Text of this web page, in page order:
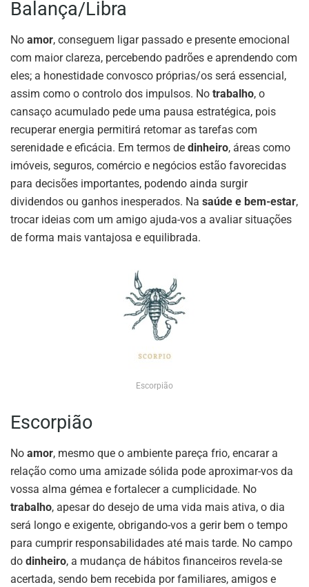
Balança/Libra
No amor, conseguem ligar passado e presente emocional
com maior clareza, percebendo padrões e aprendendo com
eles; a honestidade convosco próprias/os será essencial,
assim como o controlo dos impulsos. No trabalho, o
cansaço acumulado pede uma pausa estratégica, pois
recuperar energia permitirá retomar as tarefas com
serenidade e eficácia. Em termos de dinheiro, áreas como
imóveis, seguros, comércio e negócios estão favorecidas
para decisões importantes, podendo ainda surgir
dividendos ou ganhos inesperados. Na saúde e bem-estar,
trocar ideias com um amigo ajuda-vos a avaliar situações
de forma mais vantajosa e equilibrada.
Escorpião
Escorpião
No amor, mesmo que o ambiente pareça frio, encarar a
relação como uma amizade sólida pode aproximar-vos da
vossa alma gémea e fortalecer a cumplicidade. No
trabalho, apesar do desejo de uma vida mais ativa, o dia
será longo e exigente, obrigando-vos a gerir bem o tempo
para cumprir responsabilidades até mais tarde. No campo
do dinheiro, a mudança de hábitos financeiros revela-se
acertada, sendo bem recebida por familiares, amigos e